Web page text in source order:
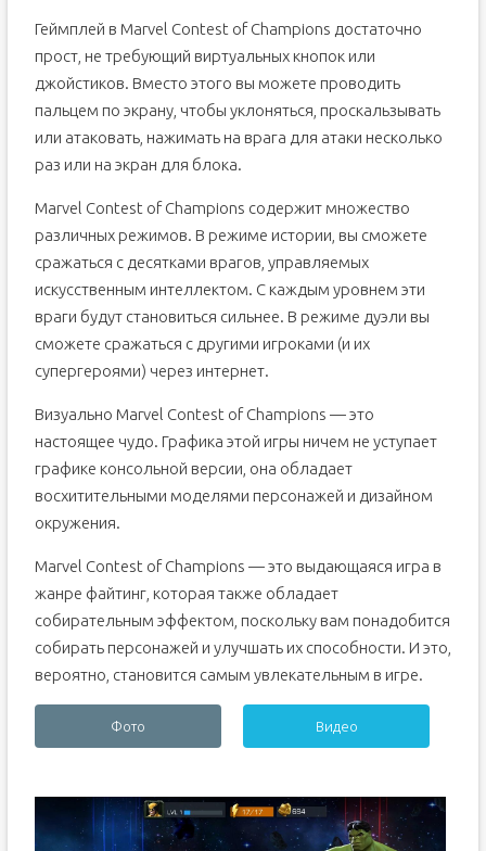
Геймплей в Marvel Contest of Champions достаточно
прост, не требующий виртуальных кнопок или
джойстиков. Вместо этого вы можете проводить
пальцем по экрану, чтобы уклоняться, проскальзывать
или атаковать, нажимать на врага для атаки несколько
раз или на экран для блока.
Marvel Contest of Champions содержит множество
различных режимов. В режиме истории, вы сможете
сражаться с десятками врагов, управляемых
искусственным интеллектом. С каждым уровнем эти
враги будут становиться сильнее. В режиме дуэли вы
сможете сражаться с другими игроками (и их
супергероями) через интернет.
Визуально Marvel Contest of Champions — это
настоящее чудо. Графика этой игры ничем не уступает
графике консольной версии, она обладает
восхитительными моделями персонажей и дизайном
окружения.
Marvel Contest of Champions — это выдающаяся игра в
жанре файтинг, которая также обладает
собирательным эффектом, поскольку вам понадобится
собирать персонажей и улучшать их способности. И это,
вероятно, становится самым увлекательным в игре.
Фото Видео